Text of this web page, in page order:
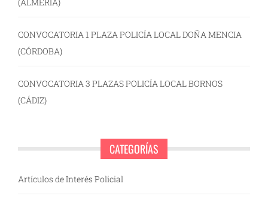
CONVOCATORIA 1 PLAZA POLICÍA LOCAL DOÑA MENCIA
(CÓRDOBA)
CONVOCATORIA 3 PLAZAS POLICÍA LOCAL BORNOS
(CÁDIZ)
CATEGORÍAS
Artículos de Interés Policial